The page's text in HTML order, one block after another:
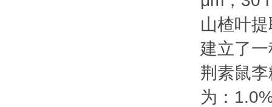
山楂叶
建立了
荆素鼠
为：